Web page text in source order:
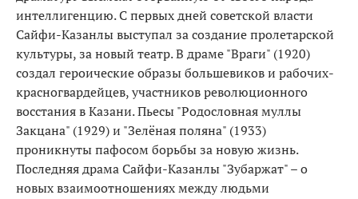
интеллигенцию. С первых дней советской власти
Сайфи-Казанлы выступал за создание пролетарской
культуры, за новый театр. В драме "Враги" (1920)
создал героические образы большевиков и рабочих-
красногвардейцев, участников революционного
восстания в Казани. Пьесы "Родословная муллы
Закцана" (1929) и "Зелёная поляна" (1933)
проникнуты пафосом борьбы за новую жизнь.
Последняя драма Сайфи-Казанлы "Зубаржат" – о
новых взаимоотношениях между людьми